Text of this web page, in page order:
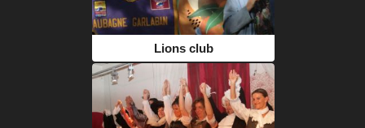
Lions club